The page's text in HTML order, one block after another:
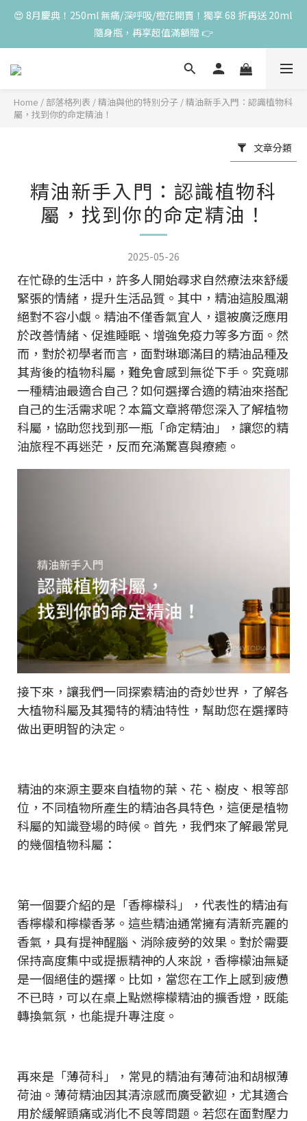
😍 8月慶典！250ml 無痛/深呼吸/橙花開賣！獨享 68 折再送 20ml
隨身瓶，再享超值滿額贈 👉
😍 8月慶典！250ml 無痛/深呼吸/橙花開賣！獨享 68 折再送 20ml
隨身瓶，再享超值滿額贈 👉
😍 50ml 任一瓶結帳享 8 折，任三瓶享 75 折，任五瓶享 7 折！想
單筆滿 3000 元，加贈丰胸彈力10ml一瓶，限量送完為止
😍 8月慶典！250ml 無痛/深呼吸/橙花開賣！獨享 68 折再送 20ml
Home / 部落格列表 /精油與他的特別分子 /精油新手入門：認識植物科
屬，找到你的命定精油！
文章分類
精油新手入門：認識植物科
屬，找到你的命定精油！
2025-05-26
在忙碌的生活中，許多人開始尋求自然療法來舒緩
緊張的情緒，提升生活品質。其中，精油這股風潮
絕對不容小覷。精油不僅香氣宜人，還被廣泛應用
於改善情緒、促進睡眠、增強免疫力等多方面。然
而，對於初學者而言，面對琳瑯滿目的精油品種及
其背後的植物科屬，難免會感到無從下手。究竟哪
一種精油最適合自己？如何選擇合適的精油來搭配
自己的生活需求呢？本篇文章將帶您深入了解植物
科屬，協助您找到那一瓶「命定精油」，讓您的精
油旅程不再迷茫，反而充滿驚喜與療癒。
接下來，讓我們一同探索精油的奇妙世界，了解各
大植物科屬及其獨特的精油特性，幫助您在選擇時
做出更明智的決定。
精油的來源主要來自植物的葉、花、樹皮、根等部
位，不同植物所產生的精油各具特色，這便是植物
科屬的知識登場的時候。首先，我們來了解最常見
的幾個植物科屬：
第一個要介紹的是「香檸檬科」，代表性的精油有
香檸檬和檸檬香茅。這些精油通常擁有清新亮麗的
香氣，具有提神醒腦、消除疲勞的效果。對於需要
保持高度集中或提振精神的人來說，香檸檬油無疑
是一個絕佳的選擇。比如，當您在工作上感到疲憊
不已時，可以在桌上點燃檸檬精油的擴香燈，既能
轉換氣氛，也能提升專注度。
再來是「薄荷科」，常見的精油有薄荷油和胡椒薄
荷油。薄荷精油因其清涼感而廣受歡迎，尤其適合
用於緩解頭痛或消化不良等問題。若您在面對壓力